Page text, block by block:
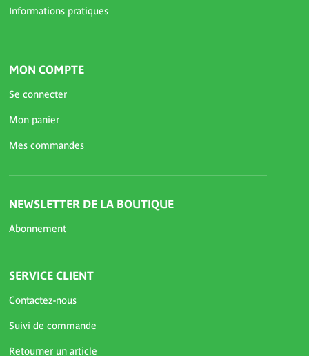
Informations pratiques
MON COMPTE
Se connecter
Mon panier
Mes commandes
NEWSLETTER DE LA BOUTIQUE
Abonnement
SERVICE CLIENT
Contactez-nous
Suivi de commande
Retourner un article